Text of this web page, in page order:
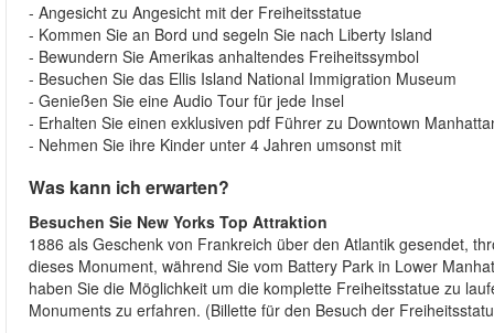
- Angesicht zu Angesicht mit der Freiheitsstatue
- Kommen Sie an Bord und segeln Sie nach Liberty Island
- Bewundern Sie Amerikas anhaltendes Freiheitssymbol
- Besuchen Sie das Ellis Island National Immigration Museum
- Genießen Sie eine Audio Tour für jede Insel
- Erhalten Sie einen exklusiven pdf Führer zu Downtown
- Nehmen Sie ihre Kinder unter 4 Jahren umsonst mit
Was kann ich erwarten?
Besuchen Sie New Yorks Top Attraktion
1886 als Geschenk von Frankreich über den Atlantik gesendet,
dieses Monument, während Sie vom Battery Park in Lower
haben Sie die Möglichkeit um die komplette Freiheitsstatue zu
Monuments zu erfahren. (Billette für den Besuch der